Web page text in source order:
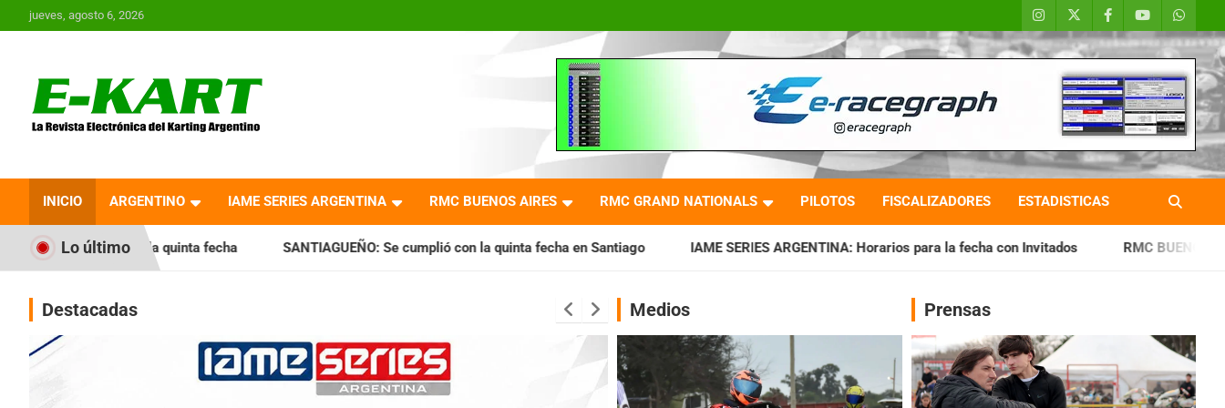
Saltar
al
jueves, agosto 6, 2026
Revista Electrónica del
Karting en Argentina
INICIO ARGENTINO IAME SERIES ARGENTINA RMC BUENOS AIRES RMC GRAND NATIONALS PILOTOS FISCALIZADORES ESTADISTICAS
Lo último
fecha SANTIAGUEÑO: Se cumplió con la quinta fecha en Santiago IAME SERIES ARGENTINA: Horarios para la fecha con Invitados RMC BUENOS AIRES: Cerró una jornada
Destacadas Medios Prensas